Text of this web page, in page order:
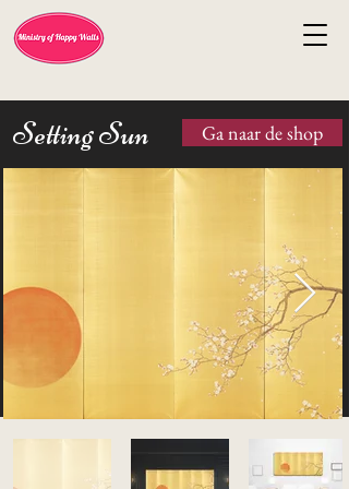
Setting Sun Ga naar de shop